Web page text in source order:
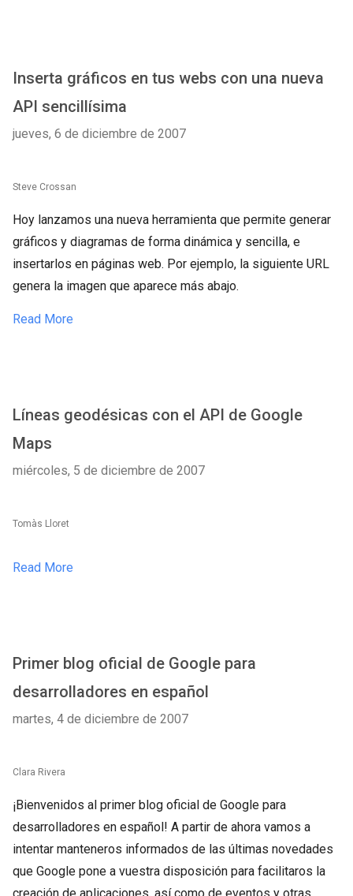
Inserta gráficos en tus webs con una nueva
API sencillísima
jueves, 6 de diciembre de 2007
Steve Crossan
Hoy lanzamos una nueva herramienta que permite generar
gráficos y diagramas de forma dinámica y sencilla, e
insertarlos en páginas web. Por ejemplo, la siguiente URL
genera la imagen que aparece más abajo.
Read More
Líneas geodésicas con el API de Google
Maps
miércoles, 5 de diciembre de 2007
Tomàs Lloret
Read More
Primer blog oficial de Google para
desarrolladores en español
martes, 4 de diciembre de 2007
Clara Rivera
¡Bienvenidos al primer blog oficial de Google para
desarrolladores en español! A partir de ahora vamos a
intentar manteneros informados de las últimas novedades
que Google pone a vuestra disposición para facilitaros la